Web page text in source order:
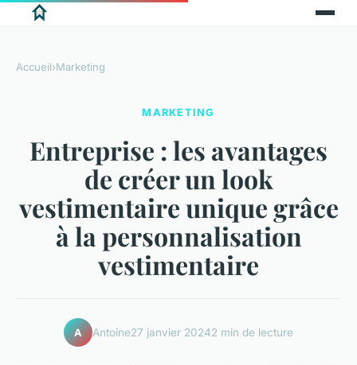
Accueil›Marketing
MARKETING
Entreprise : les avantages
de créer un look
vestimentaire unique grâce
à la personnalisation
vestimentaire
A Antoine27 janvier 20242 min de lecture